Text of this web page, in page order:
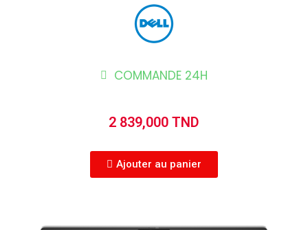
COMMANDE 24H
2 839,000 TND
Ajouter au panier